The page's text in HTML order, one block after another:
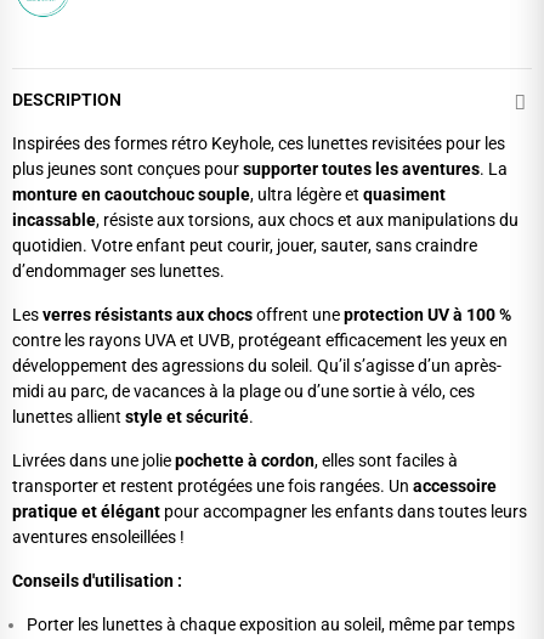
DESCRIPTION
Inspirées des formes rétro Keyhole, ces lunettes revisitées pour les
plus jeunes sont conçues poursupporter toutes les aventures. La
monture en caoutchouc souple, ultra légère et quasiment
incassable, résiste aux torsions, aux chocs et aux manipulations du
quotidien. Votre enfant peut courir, jouer, sauter, sans craindre
d’endommager ses lunettes.
Lesverres résistants aux chocsoffrent uneprotection UV à 100 %
contre les rayons UVA et UVB, protégeant efficacement les yeux en
développement des agressions du soleil. Qu’il s’agisse d’un après-
midi au parc, de vacances à la plage ou d’une sortie à vélo, ces
lunettes allient style et sécurité.
Livrées dans une joliepochette à cordon, elles sont faciles à
transporter et restent protégées une fois rangées. Un accessoire
pratique et élégant pour accompagner les enfants dans toutes leurs
aventures ensoleillées !
Conseils d'utilisation :
Porter les lunettes à chaque exposition au soleil, même par temps